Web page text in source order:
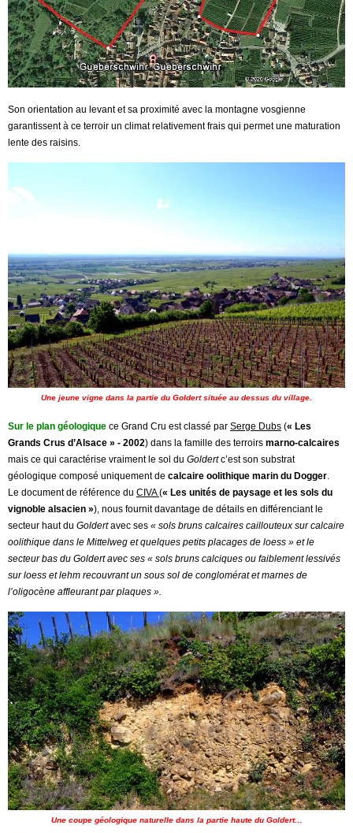
Son orientation au levant et sa proximité avec la montagne vosgienne
garantissent à ce terroir un climat relativement frais qui permet une maturation
lente des raisins.
Une jeune vigne dans la partie du Goldert située au dessus du village.
Sur le plan géologique ce Grand Cru est classé par Serge Dubs (« Les
Grands Crus d’Alsace » - 2002) dans la famille des terroirs marno-calcaires
mais ce qui caractérise vraiment le sol du Goldertc’est son substrat
géologique composé uniquement de calcaire oolithique marin du Dogger.
Le document de référence du CIVA(« Les unités de paysage et les sols du
vignoble alsacien »), nous fournit davantage de détails en différenciant le
secteur haut du Goldertavec ses « sols bruns calcaires caillouteux sur calcaire
oolithique dans le Mittelweg et quelques petits placages de loess » et le
secteur bas du Goldert avec ses « sols bruns calciques ou faiblement lessivés
sur loess et lehm recouvrant un sous sol de conglomérat et marnes de
l’oligocène affleurant par plaques ».
Une coupe géologique naturelle dans la partie haute du Goldert…